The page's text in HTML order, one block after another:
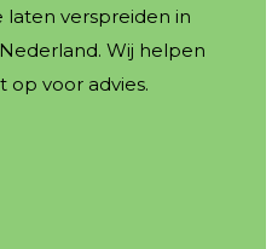
laten verspreiden in
Wij helpen
op voor advies.